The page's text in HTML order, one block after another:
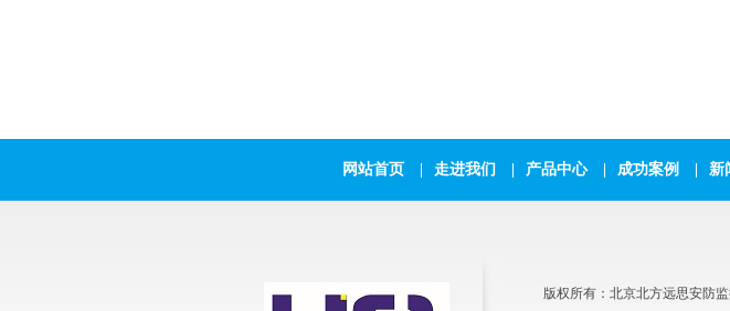
网站首页 走进我们 产品中心 成功案例 新
版权所有：北京北方远思安防监